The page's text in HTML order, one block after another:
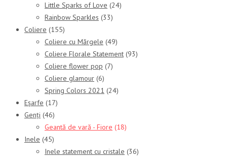
Little Sparks of Love (24)
Rainbow Sparkles (33)
Coliere (155)
Coliere cu Mărgele (49)
Coliere Florale Statement (93)
Coliere flower pop (7)
Coliere glamour (6)
Spring Colors 2021 (24)
Eșarfe (17)
Genți (46)
Geantă de vară - Fiore (18)
Inele (45)
Inele statement cu cristale (36)